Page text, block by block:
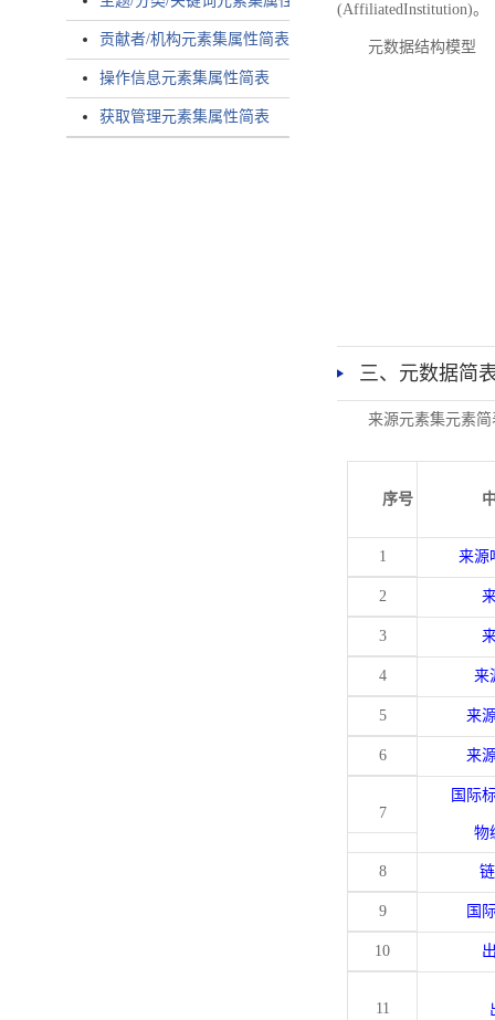
贡献者/机构元素集属性简表
操作信息元素集属性简表
获取管理元素集属性简表
(AffiliatedInstitution)。
元数据结构模型
三、元数据简
来源元素集元素简
序号
1 来源
2
3
4 来
5 来
6 来
7
国际
物
8
9 国
10
11